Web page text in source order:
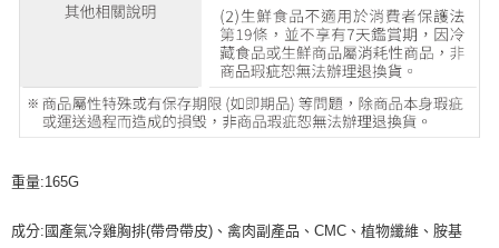
重量:165G
成分:國產氣冷雞胸排(帶骨帶皮)、禽肉副產品、CMC、植物纖維、胺基